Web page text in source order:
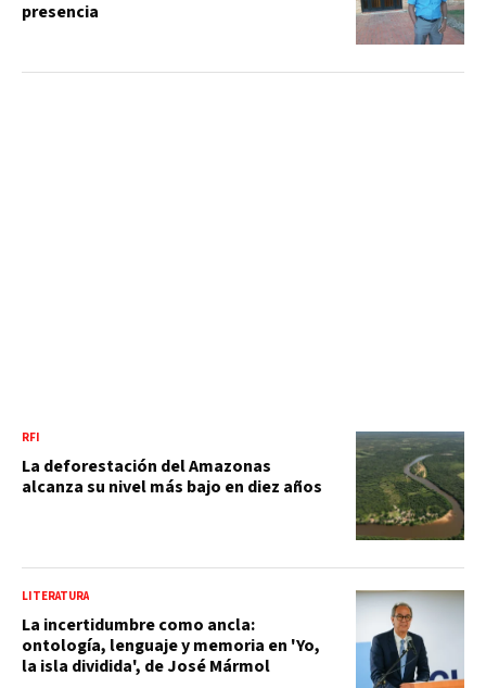
presencia
RFI
La deforestación del Amazonas
alcanza su nivel más bajo en diez años
LITERATURA
La incertidumbre como ancla:
ontología, lenguaje y memoria en 'Yo,
la isla dividida', de José Mármol